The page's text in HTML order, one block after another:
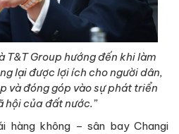
T&T Group hướng đến khi làm
lại được lợi ích cho người dân,
và đóng góp vào sự phát triển
hội của đất nước.”
hàng không – sân bay Changi